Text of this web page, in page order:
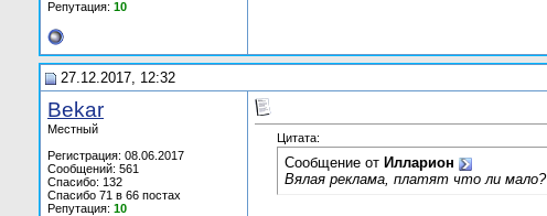
Репутация: 10
27.12.2017, 12:32
Bekar
Местный
Регистрация: 08.06.2017
Сообщений: 561
Спасибо: 132
Спасибо 71 в 66 постах
Репутация: 10
Цитата:
Сообщение от Илларион
Вялая реклама, платят что ли мало?